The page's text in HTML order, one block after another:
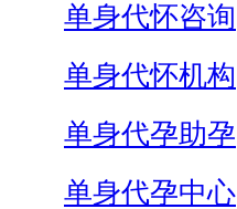
单身代怀咨询
单身代怀机构
单身代孕助孕
单身代孕中心